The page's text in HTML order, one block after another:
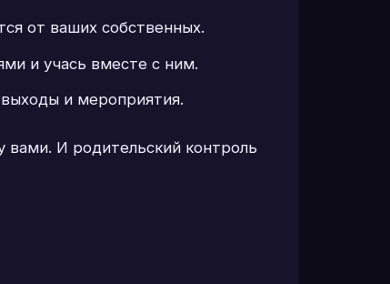
от ваших собственных.
и учась вместе с ним.
и мероприятия.
И родительский контроль